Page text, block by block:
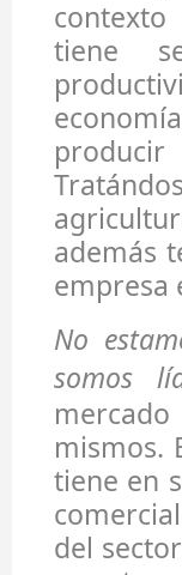
tiene
además
empresa
No
somos
mismos.
tiene en
del